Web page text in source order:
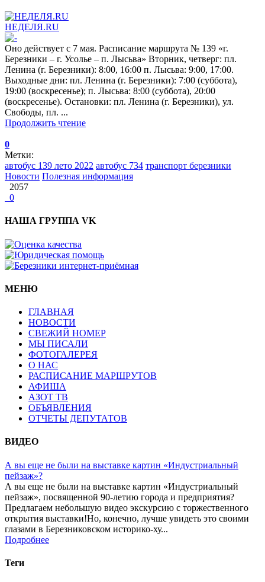
НЕДЕЛЯ.RU
Оно действует с 7 мая. Расписание маршрута № 139 «г.
Березники – г. Усолье – п. Лысьва» Вторник, четверг: пл.
Ленина (г. Березники): 8:00, 16:00 п. Лысьва: 9:00, 17:00.
Выходные дни: пл. Ленина (г. Березники): 7:00 (суббота),
19:00 (воскресенье); п. Лысьва: 8:00 (суббота), 20:00
(воскресенье). Остановки: пл. Ленина (г. Березники), ул.
Свободы, пл. ...
Продолжить чтение
0
Метки:
автобус 139 лето 2022 автобус 734 транспорт березники
Новости Полезная информация
2057
0
НАША ГРУППА VK
МЕНЮ
ГЛАВНАЯ
НОВОСТИ
СВЕЖИЙ НОМЕР
МЫ ПИСАЛИ
ФОТОГАЛЕРЕЯ
О НАС
РАСПИСАНИЕ МАРШРУТОВ
АФИША
АЗОТ ТВ
ОБЪЯВЛЕНИЯ
ОТЧЕТЫ ДЕПУТАТОВ
ВИДЕО
А вы еще не были на выставке картин «Индустриальный
пейзаж»?
А вы еще не были на выставке картин «Индустриальный
пейзаж», посвященной 90-летию города и предприятия?
Предлагаем небольшую видео экскурсию с торжественного
открытия выставки!Но, конечно, лучше увидеть это своими
глазами в Березниковском историко-ху...
Подробнее
Теги